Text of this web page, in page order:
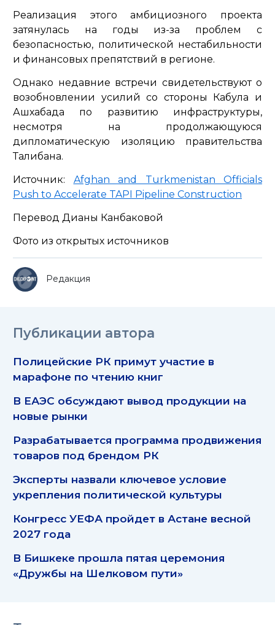
Реализация этого амбициозного проекта
затянулась на годы из-за проблем с
безопасностью, политической нестабильности
и финансовых препятствий в регионе.
Однако недавние встречи свидетельствуют о
возобновлении усилий со стороны Кабула и
Ашхабада по развитию инфраструктуры,
несмотря на продолжающуюся
дипломатическую изоляцию правительства
Талибана.
Источник: Afghan and Turkmenistan Officials
Push to Accelerate TAPI Pipeline Construction
Перевод Дианы Канбаковой
Фото из открытых источников
Редакция
Публикации автора
Полицейские РК примут участие в
марафоне по чтению книг
В ЕАЭС обсуждают вывод продукции на
новые рынки
Разрабатывается программа продвижения
товаров под брендом РК
Эксперты назвали ключевое условие
укрепления политической культуры
Конгресс УЕФА пройдет в Астане весной
2027 года
В Бишкеке прошла пятая церемония
«Дружбы на Шелковом пути»